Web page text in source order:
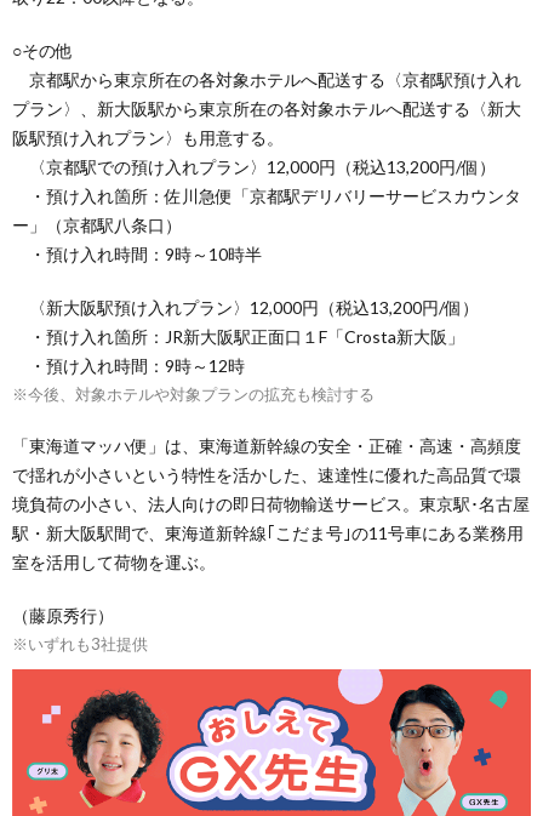
○その他
京都駅から東京所在の各対象ホテルへ配送する〈京都駅預け入れ
プラン〉、新大阪駅から東京所在の各対象ホテルへ配送する〈新大
阪駅預け入れプラン〉も用意する。
〈京都駅での預け入れプラン〉12,000円（税込13,200円/個）
・預け入れ箇所：佐川急便「京都駅デリバリーサービスカウンタ
ー」（京都駅八条口）
・預け入れ時間：9時～10時半
〈新大阪駅預け入れプラン〉12,000円（税込13,200円/個）
・預け入れ箇所：JR新大阪駅正面口１F「Crosta新大阪」
・預け入れ時間：9時～12時
※今後、対象ホテルや対象プランの拡充も検討する
「東海道マッハ便」は、東海道新幹線の安全・正確・高速・高頻度
で揺れが小さいという特性を活かした、速達性に優れた高品質で環
境負荷の小さい、法人向けの即日荷物輸送サービス。東京駅･名古屋
駅・新大阪駅間で、東海道新幹線｢こだま号｣の11号車にある業務用
室を活用して荷物を運ぶ。
（藤原秀行）
※いずれも3社提供